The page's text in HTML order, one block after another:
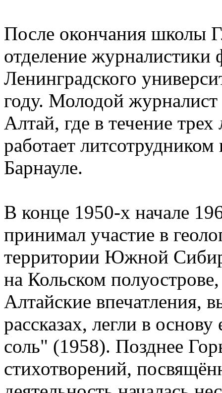
После окончания школы
отделение журналистики
Ленинградского
году. Молодой журналист
Алтай, где в течение
работает
Барнауле.
В конце 1950-х начале
принимал участие в
территории Южной
на Кольском
Алтайские впечатления,
рассказах, легли в
соль" (1958). Позднее
стихотворений,